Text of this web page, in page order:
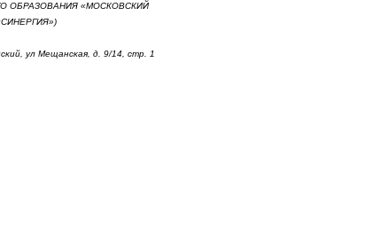
ОБРАЗОВАНИЯ «МОСКОВСКИЙ
ул Мещанская, д. 9/14, стр. 1